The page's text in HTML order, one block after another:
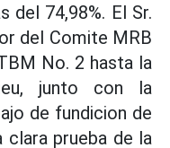
del 74,98%. El Sr.
del Comite MRB
No. 2 hasta la
junto con la
de fundicion de
clara prueba de la